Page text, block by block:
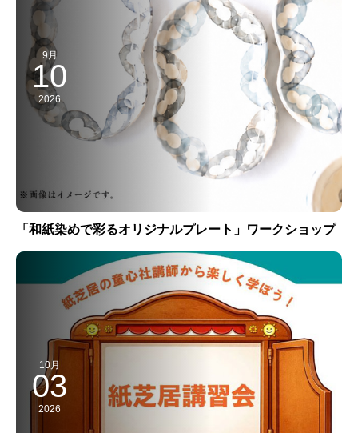
9月
10
2026
「和紙染めで彩るオリジナルプレート」ワークショップ
10月
03
2026